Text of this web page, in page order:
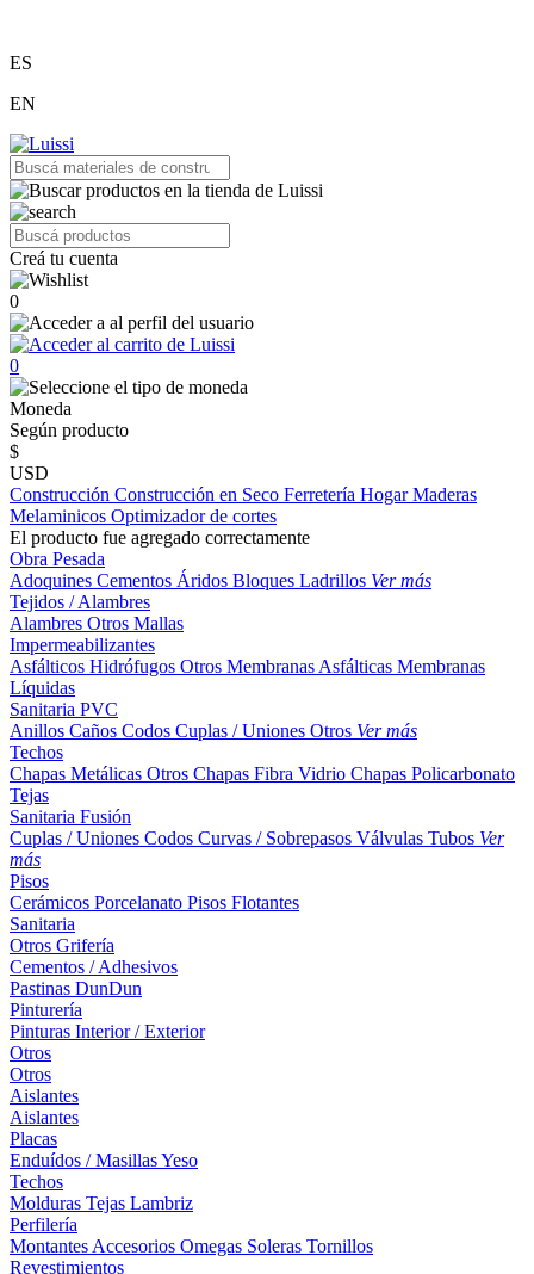
ES
EN
Creá tu cuenta
0
0
Moneda
Según producto
$
USD
Construcción Construcción en Seco Ferretería HogarMaderas
Melaminicos Optimizador de cortes
El producto fue agregado correctamente
Obra Pesada
Adoquines Cementos Áridos Bloques Ladrillos Ver más
Tejidos / Alambres
Alambres Otros Mallas
Impermeabilizantes
Asfálticos Hidrófugos Otros Membranas Asfálticas Membranas
Líquidas
Sanitaria PVC
Anillos Caños Codos Cuplas / Uniones Otros Ver más
Techos
Chapas Metálicas Otros Chapas Fibra Vidrio Chapas Policarbonato
Tejas
Sanitaria Fusión
Cuplas / Uniones Codos Curvas / Sobrepasos Válvulas Tubos Ver
más
Pisos
Cerámicos Porcelanato Pisos Flotantes
Sanitaria
Otros Grifería
Cementos / Adhesivos
Pastinas DunDun
Pinturería
Pinturas Interior / Exterior
Otros
Otros
Aislantes
Aislantes
Placas
Enduídos / MasillasYeso
Techos
Molduras Tejas Lambriz
Perfilería
Montantes Accesorios Omegas Soleras Tornillos
Revestimientos